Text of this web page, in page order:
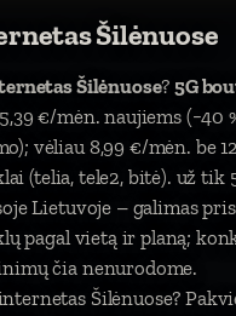
Šilėnuose
Šilėnuose?5G
€/mėn. naujiems (−40
vėliau 8,99 €/mėn. be
(telia, tele2, bitė). už tik
Lietuvoje – galimas
pagal vietą ir planą;
čia nenurodome.
Šilėnuose?